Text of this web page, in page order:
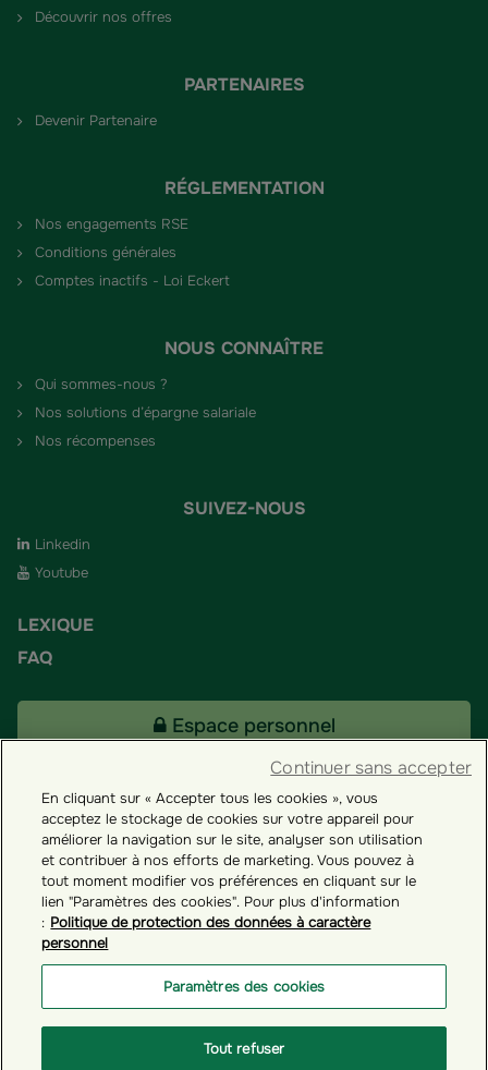
Découvrir nos offres
PARTENAIRES
Devenir Partenaire
RÉGLEMENTATION
Nos engagements RSE
Conditions générales
Comptes inactifs - Loi Eckert
NOUS CONNAÎTRE
Qui sommes-nous ?
Nos solutions d’épargne salariale
Nos récompenses
SUIVEZ-NOUS
Linkedin
Youtube
LEXIQUE
FAQ
Espace personnel
Tous nos fonds
Contact
Groupama ES
Paramètres des cookies
En cliquant sur « Accepter tous les cookies », vous
acceptez le stockage de cookies sur votre appareil pour
améliorer la navigation sur le site, analyser son utilisation
et contribuer à nos efforts de marketing. Vous pouvez à
tout moment modifier vos préférences en cliquant sur le
lien "Paramètres des cookies". Pour plus d'information
: Politique de protection des données à caractère
personnel
Paramètres des cookies
Tout refuser
Continuer sans accepter